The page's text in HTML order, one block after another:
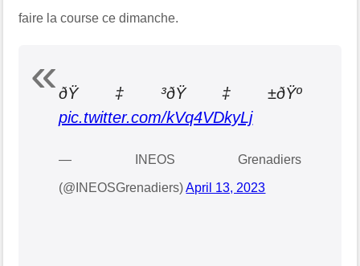
faire la course ce dimanche.
ðŸ‡³ðŸ‡±ðŸº
pic.twitter.com/kVq4VDkyLj
— INEOS Grenadiers
(@INEOSGrenadiers)April 13, 2023